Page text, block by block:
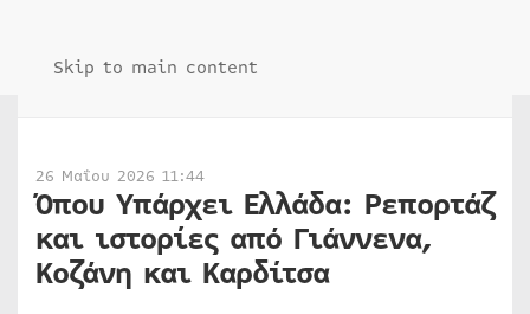
Skip to main content
26 Μαΐου 2026 11:44
Όπου Υπάρχει Ελλάδα: Ρεπορτάζ
και ιστορίες από Γιάννενα,
Κοζάνη και Καρδίτσα